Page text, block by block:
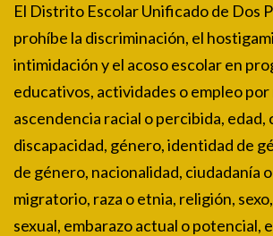
El Distrito Escolar Unificado de Dos
prohíbe la discriminación, el
intimidación y el acoso escolar en
educativos, actividades o empleo
ascendencia racial o percibida, edad,
discapacidad, género, identidad de
de género, nacionalidad, ciudadanía
migratorio, raza o etnia, religión,
sexual, embarazo actual o potencial,